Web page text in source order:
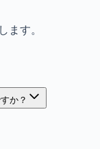
ます。
か？